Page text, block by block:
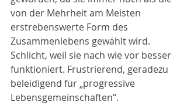
von der Mehrheit am Meisten
erstrebenswerte Form des
Zusammenlebens gewählt wird.
Schlicht, weil sie nach wie vor besser
funktioniert. Frustrierend, geradezu
beleidigend für „progressive
Lebensgemeinschaften“.